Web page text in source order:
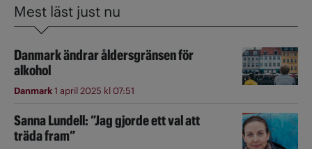
Mest läst just nu
Danmark ändrar åldersgränsen för
alkohol
Danmark1 april 2025 kl 07:51
Sanna Lundell: ”Jag gjorde ett val att
träda fram”